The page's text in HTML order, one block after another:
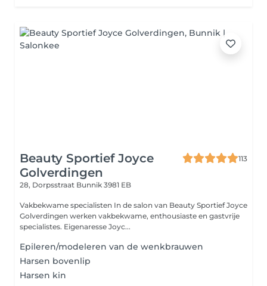
Beauty Sportief Joyce
Golverdingen
113
28, Dorpsstraat Bunnik 3981 EB
Vakbekwame specialisten In de salon van Beauty Sportief Joyce
Golverdingen werken vakbekwame, enthousiaste en gastvrije
specialistes. Eigenaresse Joyc...
Epileren/modeleren van de wenkbrauwen
Harsen bovenlip
Harsen kin